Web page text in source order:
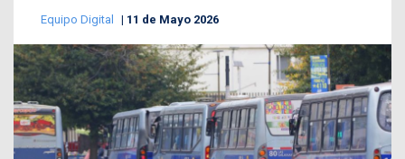
Equipo Digital 11 de Mayo 2026